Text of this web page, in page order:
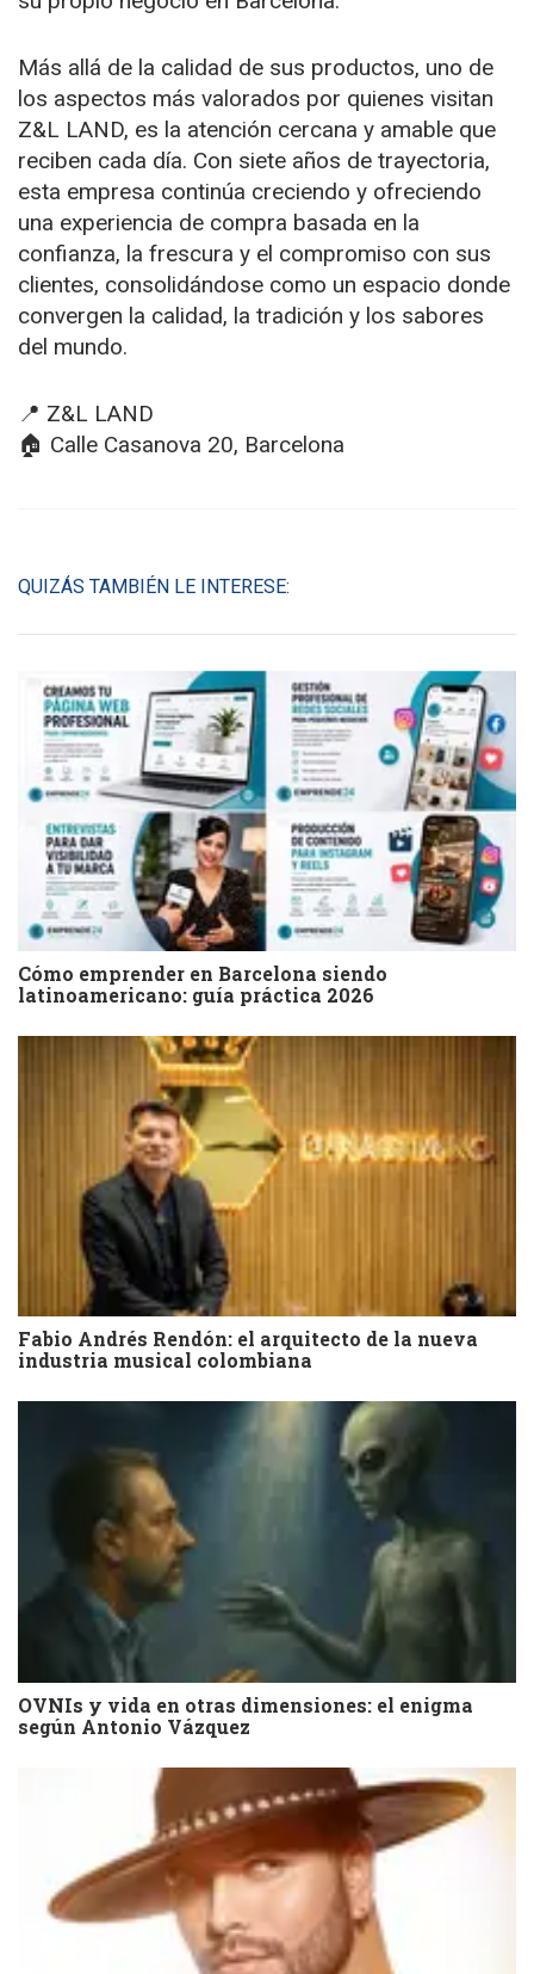
Más allá de la calidad de sus productos, uno de
los aspectos más valorados por quienes visitan
Z&L LAND, es la atención cercana y amable que
reciben cada día. Con siete años de trayectoria,
esta empresa continúa creciendo y ofreciendo
una experiencia de compra basada en la
confianza, la frescura y el compromiso con sus
clientes, consolidándose como un espacio donde
convergen la calidad, la tradición y los sabores
del mundo.
📍 Z&L LAND
🏠 Calle Casanova 20, Barcelona
QUIZÁS TAMBIÉN LE INTERESE:
Cómo emprender en Barcelona siendo
latinoamericano: guía práctica 2026
Fabio Andrés Rendón: el arquitecto de la nueva
industria musical colombiana
OVNIs y vida en otras dimensiones: el enigma
según Antonio Vázquez